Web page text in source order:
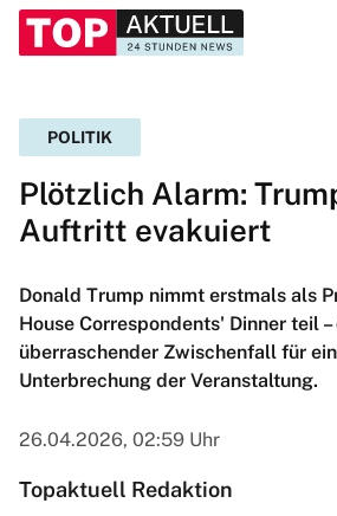
POLITIK
Plötzlich Alarm:
Auftritt evakuiert
Donald Trump nimmt erstmals als
House Correspondents' Dinner teil
überraschender Zwischenfall für
Unterbrechung der Veranstaltung.
26.04.2026, 02:59 Uhr
Topaktuell Redaktion